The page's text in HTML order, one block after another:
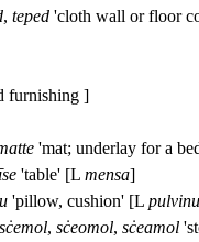
, teped 'cloth wall or floor
furnishing ]
'mat; underlay for a
'table' [L mensa]
'pillow, cushion' [L
sċemol, sċeomol, sċeamol